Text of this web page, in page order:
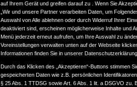
auf Ihrem Gerät und greifen darauf zu . Wenn Sie
„Wir und unsere Partner verarbeiten Daten, um
Auswahl von Alle ablehnen oder durch Widerruf Ihrer
deaktiviert sind, erscheinen möglicherweise Inhalte und
Menü jederzeit erneut aufrufen, um Ihre Auswahl zu
Voreinstellungen verwalten unten auf der Webseite
Informationen finden Sie in unserer Datenschutzerklärung.
Durch das Klicken des „Akzeptieren“-Buttons stimmen
gespeicherten Daten wie z.B. persönlichen
§ 25 Abs. 1 TTDSG sowie Art. 6 Abs. 1 lit. a DSGVO zu.